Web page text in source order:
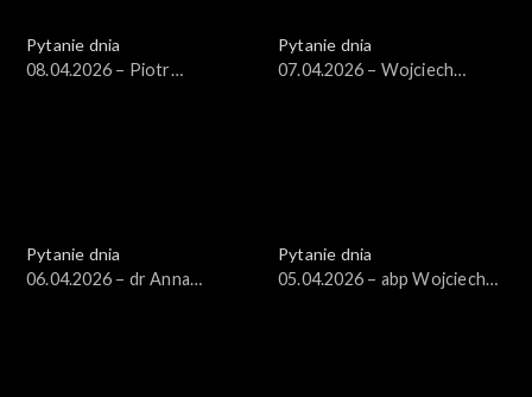
Pytanie dnia
08.04.2026 – Piotr
Pytanie dnia
07.04.2026 – Wojciech
Pytanie dnia
06.04.2026 – dr Anna
Pytanie dnia
05.04.2026 – abp Wojciech